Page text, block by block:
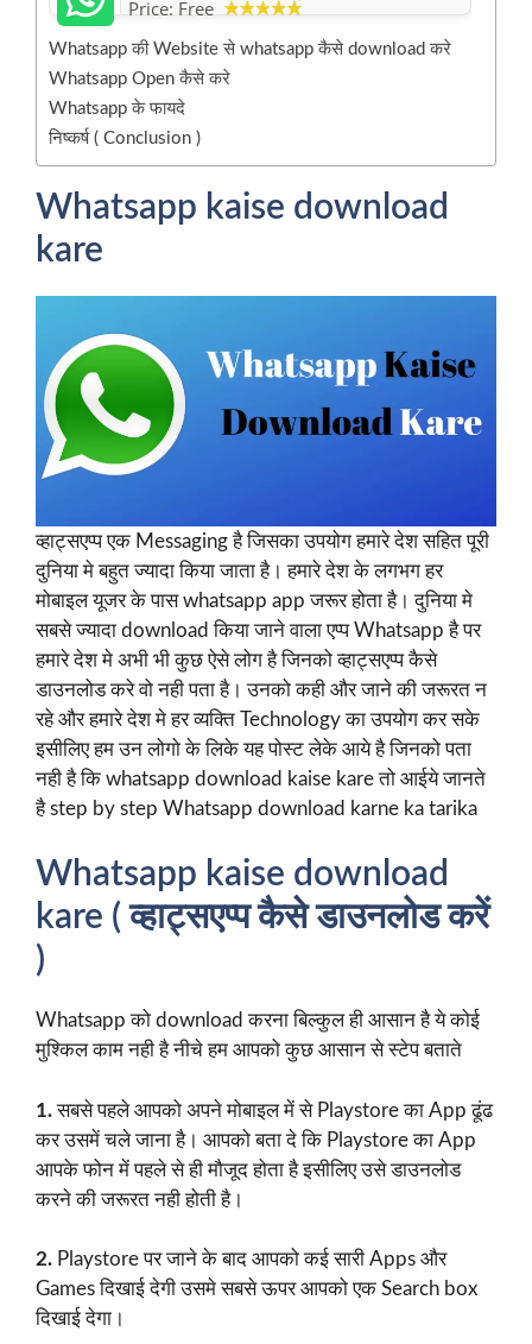
Price: Free
Whatsapp की Website से whatsapp कैसे download करे
Whatsapp Open कैसे करे
Whatsapp के फायदे
निष्कर्ष ( Conclusion )
Whatsapp kaise download
kare
व्हाट्सएप्प एक Messaging है जिसका उपयोग हमारे देश सहित पूरी
दुनिया मे बहुत ज्यादा किया जाता है। हमारे देश के लगभग हर
मोबाइल यूजर के पास whatsapp app जरूर होता है। दुनिया मे
सबसे ज्यादा download किया जाने वाला एप्प Whatsapp है पर
हमारे देश मे अभी भी कुछ ऐसे लोग है जिनको व्हाट्सएप्प कैसे
डाउनलोड करे वो नही पता है। उनको कही और जाने की जरूरत न
रहे और हमारे देश मे हर व्यक्ति Technology का उपयोग कर सके
इसीलिए हम उन लोगो के लिके यह पोस्ट लेके आये है जिनको पता
नही है कि whatsapp download kaise kare तो आईये जानते
है step by step Whatsapp download karne ka tarika
Whatsapp kaise download
kare ( व्हाट्सएप्प कैसे डाउनलोड करें
)
Whatsapp को download करना बिल्कुल ही आसान है ये कोई
मुश्किल काम नही है नीचे हम आपको कुछ आसान से स्टेप बताते
1.सबसे पहले आपको अपने मोबाइल में से Playstore का App ढूंढ
कर उसमें चले जाना है। आपको बता दे कि Playstore का App
आपके फोन में पहले से ही मौजूद होता है इसीलिए उसे डाउनलोड
करने की जरूरत नही होती है।
2. Playstore पर जाने के बाद आपको कई सारी Apps और
Games दिखाई देगी उसमे सबसे ऊपर आपको एक Search box
दिखाई देगा।